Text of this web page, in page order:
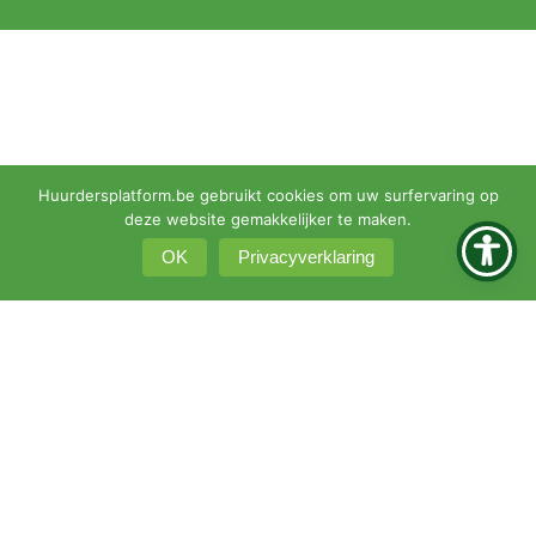
Huurdersplatform.be gebruikt cookies om uw surfervaring op
deze website gemakkelijker te maken.
OK Privacyverklaring